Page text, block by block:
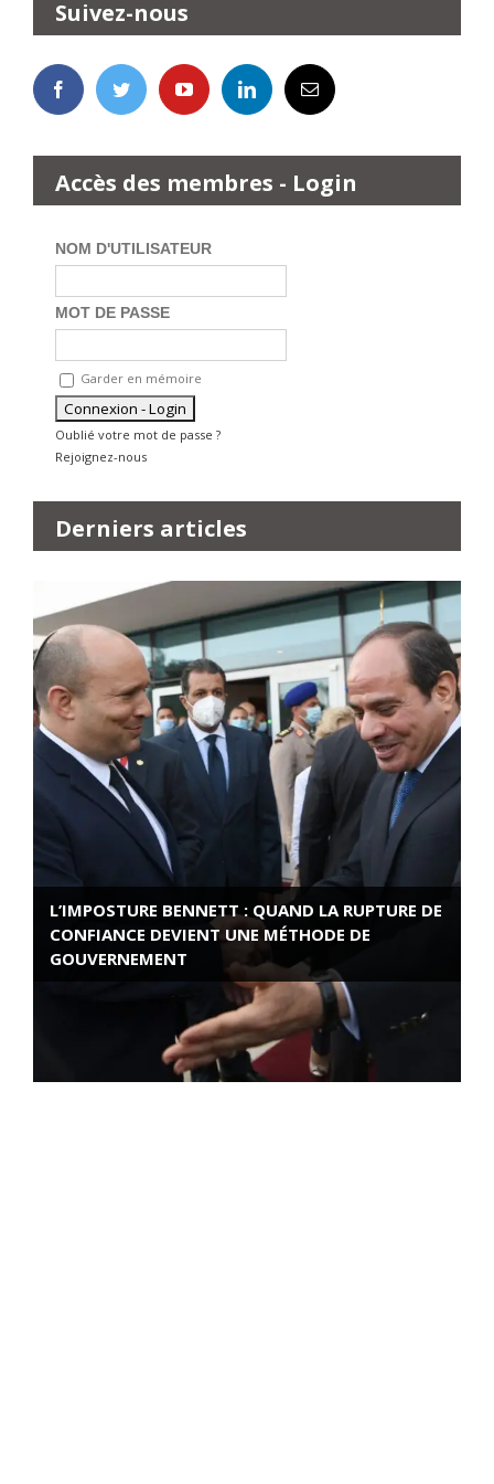
Suivez-nous
Accès des membres - Login
NOM D'UTILISATEUR
MOT DE PASSE
Garder en mémoire
Oublié votre mot de passe ?
Rejoignez-nous
Derniers articles
L’IMPOSTURE BENNETT : QUAND LA RUPTURE DE
CONFIANCE DEVIENT UNE MÉTHODE DE
GOUVERNEMENT
ROSE VALLAND, HEROÏNE DE LA RESISTANCE